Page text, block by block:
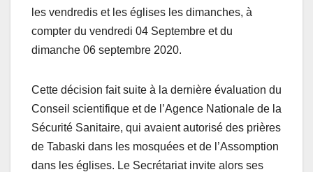
les vendredis et les églises les dimanches, à
compter du vendredi 04 Septembre et du
dimanche 06 septembre 2020.
Cette décision fait suite à la dernière évaluation du
Conseil scientifique et de l’Agence Nationale de la
Sécurité Sanitaire, qui avaient autorisé des prières
de Tabaski dans les mosquées et de l’Assomption
dans les églises. Le Secrétariat invite alors ses